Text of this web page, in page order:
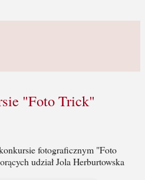
"Foto Trick"
fotograficznym "Foto
udział Jola Herburtowska